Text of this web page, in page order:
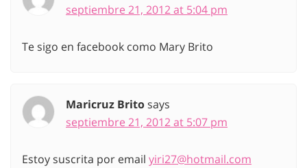
septiembre 21, 2012 at 5:04 pm
Te sigo en facebook como Mary Brito
Maricruz Britosays
septiembre 21, 2012 at 5:07 pm
Estoy suscrita por email yiri27@hotmail.com